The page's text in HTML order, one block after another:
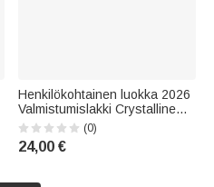
Henkilökohtainen luokka 2026
Valmistumislakki Crystalline
Shimmering Effect 11 oz 15 oz
Keraaminen muki nimellä
Päivittäinen käyttö
(0)
24,00 €